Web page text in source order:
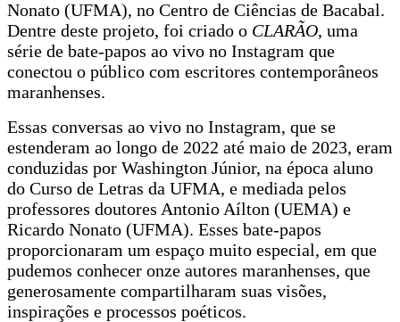
Nonato (UFMA), no Centro de Ciências de Bacabal.
Dentre deste projeto, foi criado o CLARÃO, uma
série de bate-papos ao vivo no Instagram que
conectou o público com escritores contemporâneos
maranhenses.
Essas conversas ao vivo no Instagram, que se
estenderam ao longo de 2022 até maio de 2023, eram
conduzidas por Washington Júnior, na época aluno
do Curso de Letras da UFMA, e mediada pelos
professores doutores Antonio Aílton (UEMA) e
Ricardo Nonato (UFMA). Esses bate-papos
proporcionaram um espaço muito especial, em que
pudemos conhecer onze autores maranhenses, que
generosamente compartilharam suas visões,
inspirações e processos poéticos.